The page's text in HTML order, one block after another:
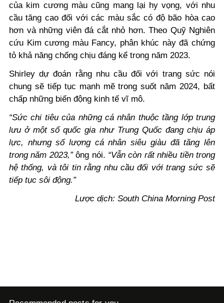
của kim cương màu cũng mang lại hy vọng, với nhu
cầu tăng cao đối với các màu sắc có độ bão hòa cao
hơn và những viên đá cắt nhỏ hơn. Theo Quỹ Nghiên
cứu Kim cương màu Fancy, phân khúc này đã chứng
tỏ khả năng chống chịu đáng kể trong năm 2023.
Shirley dự đoán rằng nhu cầu đối với trang sức nói
chung sẽ tiếp tục mạnh mẽ trong suốt năm 2024, bất
chấp những biến động kinh tế vĩ mô.
“Sức chi tiêu của những cá nhân thuộc tầng lớp trung
lưu ở một số quốc gia như Trung Quốc đang chịu áp
lực, nhưng số lượng cá nhân siêu giàu đã tăng lên
trong năm 2023,” ông nói. “Vẫn còn rất nhiều tiền trong
hệ thống, và tôi tin rằng nhu cầu đối với trang sức sẽ
tiếp tục sôi động.”
Lược dịch: South China Morning Post